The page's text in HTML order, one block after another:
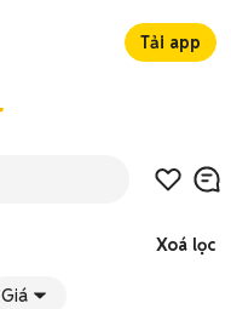
Tải app
Xoá lọc
Giá